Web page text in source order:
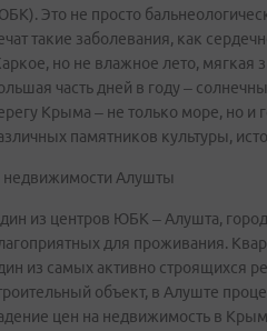
Это не просто
такие заболевания, как
но не влажное лето, мягкая
часть дней в году –
Крыма – не только море, но и
памятников культуры,
Алушты
из центров ЮБК – Алушта,
для проживания.
из самых активно строящихся
объект, в Алуште
цен на недвижимость в